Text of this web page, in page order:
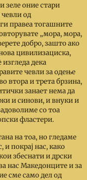
зеле оние стари
од
правеа тогашните
„мора, мора,
добро, зашто ако
цивилизациска,
дека
чевли за одење
втора и трета брзина,
занает нема да
и синови, и внуки и
со тоа
фластери.
на тоа, но гледаме
и покрај нас, како
збеснати и дрски
нас Македонците и за
сме само дел од